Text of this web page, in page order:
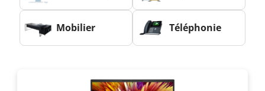
Mobilier Téléphonie